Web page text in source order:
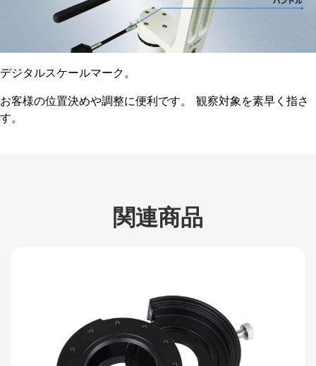
デジタルスケールマーク。
お客様の位置決めや調整に便利です。 観察対象を素早く指さ
す。
関連商品